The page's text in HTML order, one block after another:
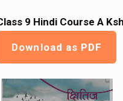
9 Hindi Course A
Download as PDF